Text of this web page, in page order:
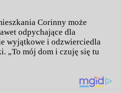
Corinny może
odpychające dla
wyjątkowe i odzwierciedla
„To mój dom i czuję się tu